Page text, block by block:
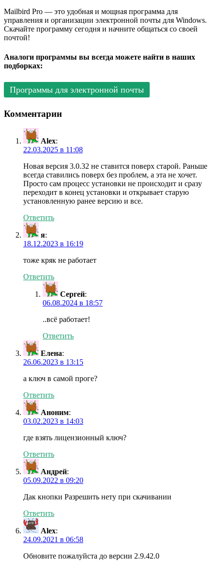
Mailbird Pro — это удобная и мощная программа для
управления и организации электронной почты для Windows.
Скачайте программу сегодня и начните общаться со своей
почтой!
Аналоги программы вы всегда можете найти в наших
подборках:
Программы для электронной почты
Комментарии
Alex:
22.03.2025 в 11:08
Новая версия 3.0.32 не ставится поверх старой. Раньше
всегда ставились поверх без проблем, а эта не хочет.
Просто сам процесс установки не происходит и сразу
переходит в конец установки и открывает старую
установленную ранее версию и все.
Ответить
я:
18.12.2023 в 16:19
тоже кряк не работает
Ответить
Сергей:
06.08.2024 в 18:57
..всё работает!
Ответить
Елена:
26.06.2023 в 13:15
а ключ в самой проге?
Ответить
Аноним:
03.02.2023 в 14:03
где взять лицензионный ключ?
Ответить
Андрей:
05.09.2022 в 09:20
Дак кнопки Разрешить нету при скачивании
Ответить
Alex:
24.09.2021 в 06:58
Обновите пожалуйста до версии 2.9.42.0